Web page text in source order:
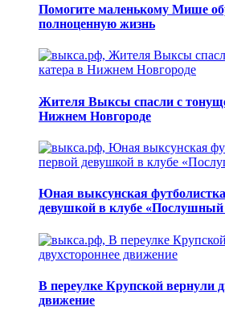
Помогите маленькому Мише
полноценную жизнь
Жителя Выксы спасли с
Нижнем Новгороде
Юная выксунская
девушкой в клубе «Послушный
В переулке Крупской вернули
движение